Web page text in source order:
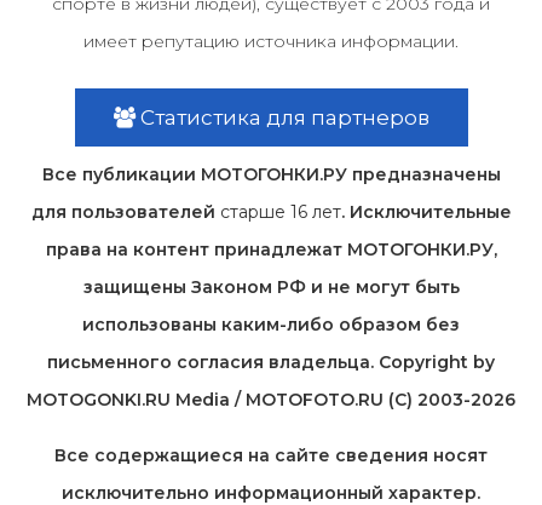
имеет репутацию источника информации.
Статистика для партнеров
Все публикации МОТОГОНКИ.РУ предназначены
для пользователей старше 16 лет. Исключительные
права на контент принадлежат МОТОГОНКИ.РУ,
защищены Законом РФ и не могут быть
использованы каким-либо образом без
письменного согласия владельца. Copyright by
MOTOGONKI.RU Media / MOTOFOTO.RU (C) 2003-2026
Все содержащиеся на cайте сведения носят
исключительно информационный характер.